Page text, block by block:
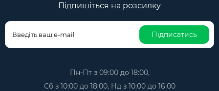
Підпишіться на розсилку
Підписатись
Пн-Пт з 09:00 до 18:00,
Сб з 10:00 до 18:00, Нд з 10:00 до 16:00